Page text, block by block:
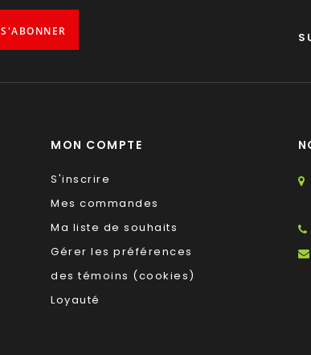
S'ABONNER
MON COMPTE
S'inscrire
Mes commandes
Ma liste de souhaits
Gérer les préférences
des témoins (cookies)
Loyauté